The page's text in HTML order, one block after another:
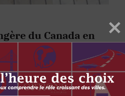
du Canada en
réelle?